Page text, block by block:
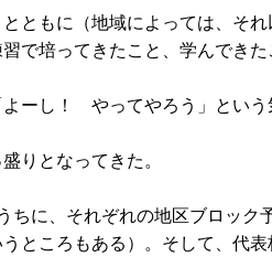
ともに（地域によっては、そ
で培ってきたこと、学んできた
ーし！ やってやろう」とい
りとなってきた。
ちに、それぞれの地区ブロッ
ところもある）。そして、代